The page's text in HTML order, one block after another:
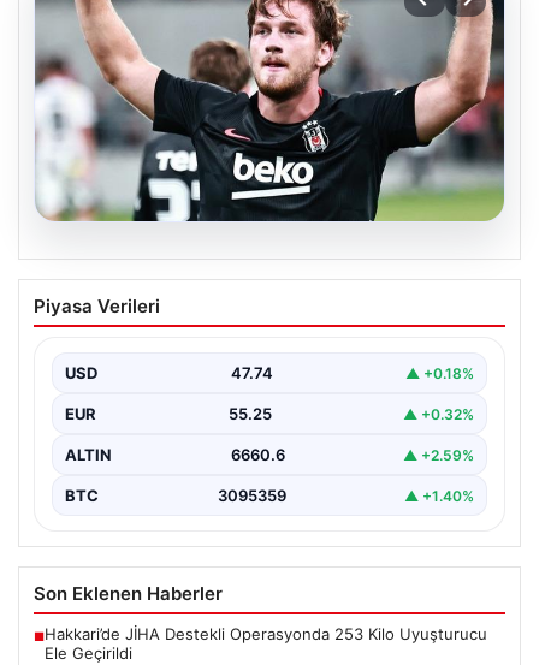
06.08.2026
(Özet) Hradec Kralove – Beşiktaş Maçı
Özeti ve Tüm Önemli Anları
Piyasa Verileri
USD 47.74 ▲ +0.18%
EUR 55.25 ▲ +0.32%
ALTIN 6660.6 ▲ +2.59%
BTC 3095359 ▲ +1.40%
Son Eklenen Haberler
■Hakkari’de JİHA Destekli Operasyonda 253 Kilo Uyuşturucu
Ele Geçirildi